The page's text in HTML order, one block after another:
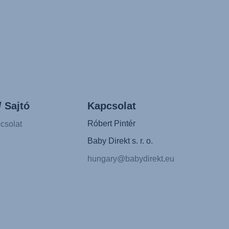
Sajtó Kapcsolat
Róbert Pintér
Baby Direkt s. r. o.
hungary@babydirekt.eu